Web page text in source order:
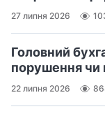
27 липня 2026
Головний
порушення чи
22 липня 2026